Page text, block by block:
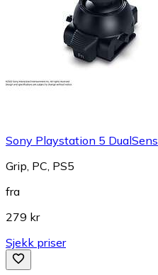
Sony Playstation 5
Grip, PC, PS5
fra
279 kr
Sjekk priser